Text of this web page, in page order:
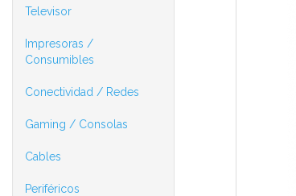
Televisor
Impresoras /
Consumibles
Conectividad / Redes
Gaming / Consolas
Cables
Periféricos